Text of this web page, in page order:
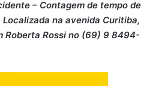
– ⁠Contagem de tempo de
Localizada na avenida Curitiba,
Roberta Rossi no (69) 9 8494-